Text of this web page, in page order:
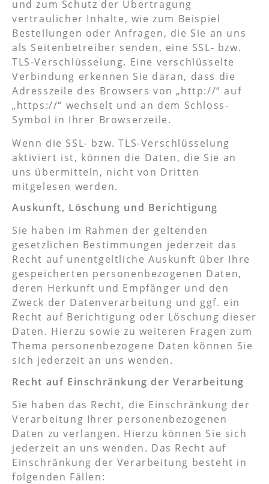
und zum Schutz der Übertragung
vertraulicher Inhalte, wie zum Beispiel
Bestellungen oder Anfragen, die Sie an uns
als Seitenbetreiber senden, eine SSL- bzw.
TLS-Verschlüsselung. Eine verschlüsselte
Verbindung erkennen Sie daran, dass die
Adresszeile des Browsers von „http://“ auf
„https://“ wechselt und an dem Schloss-
Symbol in Ihrer Browserzeile.
Wenn die SSL- bzw. TLS-Verschlüsselung
aktiviert ist, können die Daten, die Sie an
uns übermitteln, nicht von Dritten
mitgelesen werden.
Auskunft, Löschung und Berichtigung
Sie haben im Rahmen der geltenden
gesetzlichen Bestimmungen jederzeit das
Recht auf unentgeltliche Auskunft über Ihre
gespeicherten personenbezogenen Daten,
deren Herkunft und Empfänger und den
Zweck der Datenverarbeitung und ggf. ein
Recht auf Berichtigung oder Löschung dieser
Daten. Hierzu sowie zu weiteren Fragen zum
Thema personenbezogene Daten können Sie
sich jederzeit an uns wenden.
Recht auf Einschränkung der Verarbeitung
Sie haben das Recht, die Einschränkung der
Verarbeitung Ihrer personenbezogenen
Daten zu verlangen. Hierzu können Sie sich
jederzeit an uns wenden. Das Recht auf
Einschränkung der Verarbeitung besteht in
folgenden Fällen: